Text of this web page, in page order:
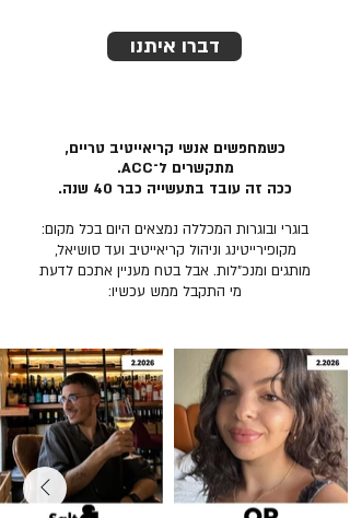
דברו איתנו
כשמחפשים אנשי קריאייטיב טריים,
מתקשרים ל־ACC.
ככה זה עובד בתעשייה כבר 40 שנה.
בוגרי ובוגרות המכללה נמצאים היום בכל מקום:
מקופירייטינג וניהול קריאייטיב ועד סושיאל,
מותגים ומנכ״לות. אבל בטח מעניין אתכם לדעת
מי התקבל ממש עכשיו: